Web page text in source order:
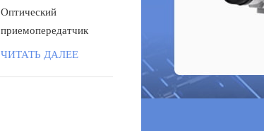
Оптический
приемопередатчик
100G QSFP28 BIDI 40
ЧИТАТЬ ДАЛЕЕ